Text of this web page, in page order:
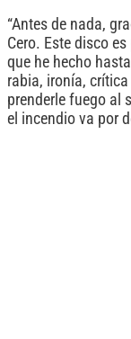
“Antes de nada,
Cero. Este disco
que he hecho
rabia, ironía,
prenderle fuego al
el incendio va por